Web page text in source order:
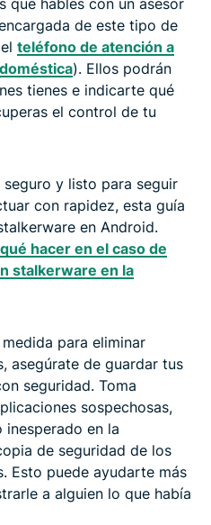
de este tipo de
teléfono de atención a
). Ellos podrán
tienes e indicarte qué
el control de tu
y listo para seguir
con rapidez, esta guía
en Android.
hacer en el caso de
stalkerware en la
para eliminar
asegúrate de guardar tus
seguridad. Toma
sospechosas,
en la
de seguridad de los
Esto puede ayudarte más
a alguien lo que había